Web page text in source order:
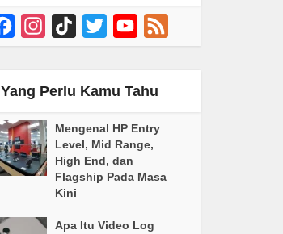
FacebookInstagram
TikTok Twitter YouTube
Channel
Yang Perlu Kamu Tahu
Mengenal HP Entry
Level, Mid Range,
High End, dan
Flagship Pada Masa
Kini
Apa Itu Video Log